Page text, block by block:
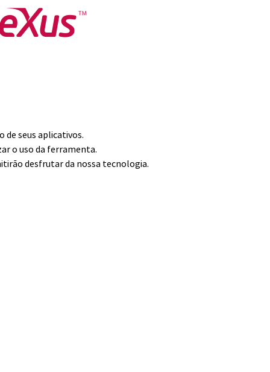
de seus aplicativos.
o uso da ferramenta.
desfrutar da nossa tecnologia.